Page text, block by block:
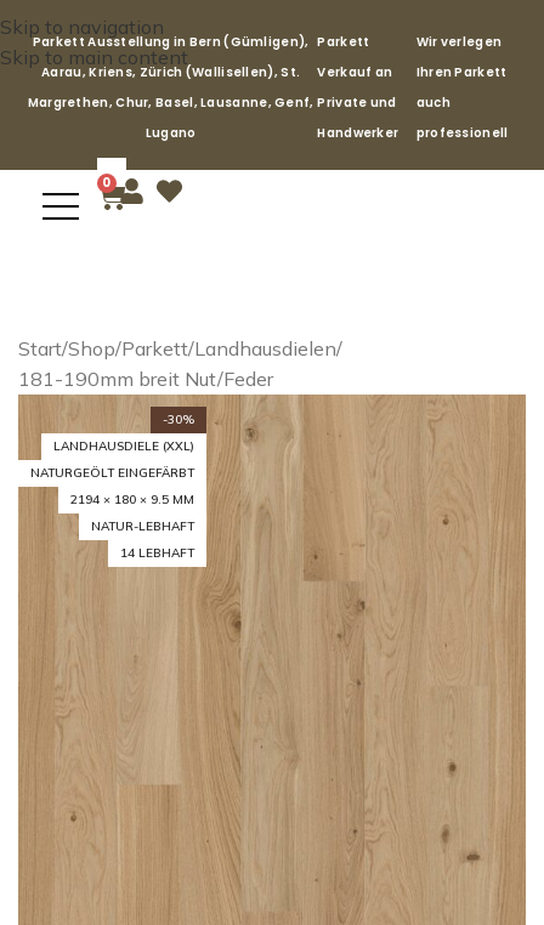
Skip to navigation
Skip to main content
Parkett Ausstellung in Bern (Gümligen),
Aarau, Kriens, Zürich (Wallisellen), St.
Margrethen, Chur, Basel, Lausanne, Genf,
Lugano
Parkett
Verkauf an
Private und
Handwerker
Wir verlegen
Ihren Parkett
auch
professionell
0
Start/Shop/Parkett/Landhausdielen/
181-190mm breit Nut/Feder
-30%
LANDHAUSDIELE (XXL)
NATURGEÖLT EINGEFÄRBT
2194 × 180 × 9.5 MM
NATUR-LEBHAFT
14 LEBHAFT